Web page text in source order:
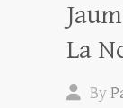
La
By